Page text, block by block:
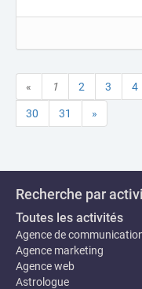
« 1 2 3 4
30 31 »
Recherche par
Toutes les activités
Agence de
Agence marketing
Agence web
Astrologue